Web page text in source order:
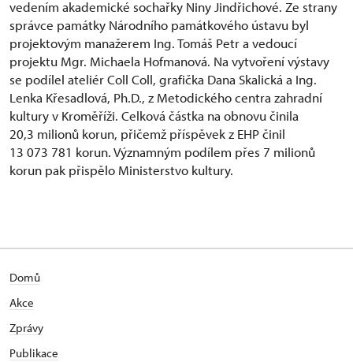
vedením akademické sochařky Niny Jindřichové. Ze strany
správce památky Národního památkového ústavu byl
projektovým manažerem Ing. Tomáš Petr a vedoucí
projektu Mgr. Michaela Hofmanová. Na vytvoření výstavy
se podílel ateliér Coll Coll, grafička Dana Skalická a Ing.
Lenka Křesadlová, Ph.D., z Metodického centra zahradní
kultury v Kroměříži. Celková částka na obnovu činila
20,3 milionů korun, přičemž příspěvek z EHP činil
13 073 781 korun. Významným podílem přes 7 milionů
korun pak přispělo Ministerstvo kultury.
Domů
Akce
Zprávy
Publikace